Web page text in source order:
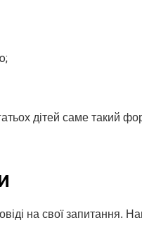
дітей саме такий
на свої запитання.